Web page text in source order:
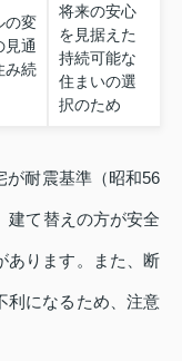
の変
見通
み続
将来の安心
を見据えた
持続可能な
住まいの選
択のため
が耐震基準（昭和56
建て替えの方が安全
あります。また、断
利になるため、注意